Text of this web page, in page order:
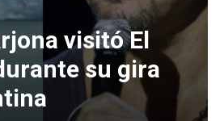
visitó El
su gira